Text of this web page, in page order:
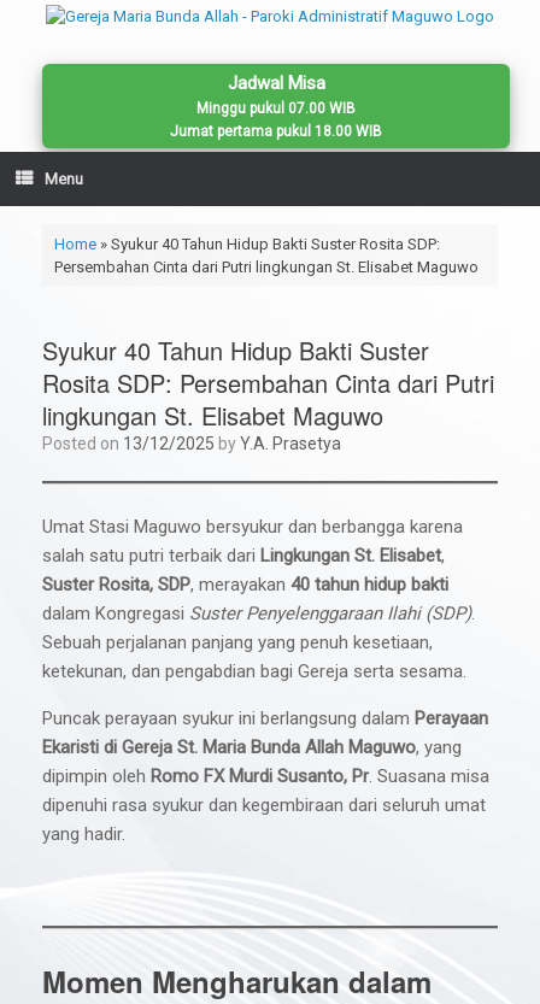
Jadwal Misa
Minggu pukul 07.00 WIB
Jumat pertama pukul 18.00 WIB
Menu
Home» Syukur 40 Tahun Hidup Bakti Suster Rosita SDP:
Persembahan Cinta dari Putri lingkungan St. Elisabet Maguwo
Syukur 40 Tahun Hidup Bakti Suster
Rosita SDP: Persembahan Cinta dari Putri
lingkungan St. Elisabet Maguwo
Posted on 13/12/2025 byY.A. Prasetya
Umat Stasi Maguwo bersyukur dan berbangga karena
salah satu putri terbaik dari Lingkungan St. Elisabet,
Suster Rosita, SDP, merayakan 40 tahun hidup bakti
dalam Kongregasi Suster Penyelenggaraan Ilahi (SDP).
Sebuah perjalanan panjang yang penuh kesetiaan,
ketekunan, dan pengabdian bagi Gereja serta sesama.
Puncak perayaan syukur ini berlangsung dalam Perayaan
Ekaristi di Gereja St. Maria Bunda Allah Maguwo, yang
dipimpin oleh Romo FX Murdi Susanto, Pr. Suasana misa
dipenuhi rasa syukur dan kegembiraan dari seluruh umat
yang hadir.
Momen Mengharukan dalam